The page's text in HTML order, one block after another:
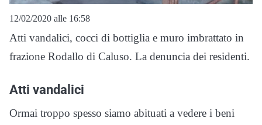
12/02/2020 alle 16:58
Atti vandalici, cocci di bottiglia e muro imbrattato in
frazione Rodallo di Caluso. La denuncia dei residenti.
Atti vandalici
Ormai troppo spesso siamo abituati a vedere i beni